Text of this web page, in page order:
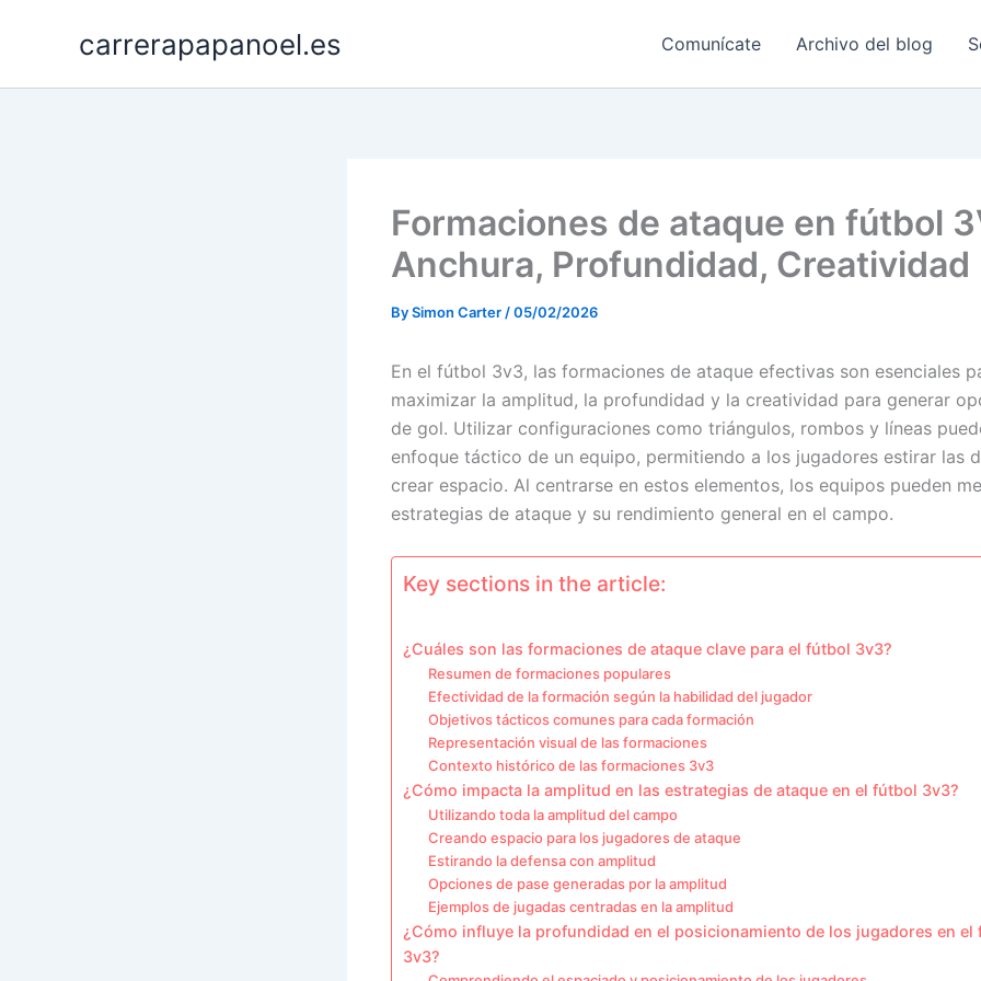
carrerapapanoel.es Comunícate Archivo del blog
Formaciones de ataque en fútbol
Anchura, Profundidad, Creatividad
BySimon Carter /05/02/2026
En el fútbol 3v3, las formaciones de ataque efectivas son esenciales
maximizar la amplitud, la profundidad y la creatividad para generar
de gol. Utilizar configuraciones como triángulos, rombos y líneas
enfoque táctico de un equipo, permitiendo a los jugadores estirar las
crear espacio. Al centrarse en estos elementos, los equipos pueden
estrategias de ataque y su rendimiento general en el campo.
Key sections in the article:
¿Cuáles son las formaciones de ataque clave para el fútbol 3v3?
Resumen de formaciones populares
Efectividad de la formación según la habilidad del jugador
Objetivos tácticos comunes para cada formación
Representación visual de las formaciones
Contexto histórico de las formaciones 3v3
¿Cómo impacta la amplitud en las estrategias de ataque en el fútbol 3v3?
Utilizando toda la amplitud del campo
Creando espacio para los jugadores de ataque
Estirando la defensa con amplitud
Opciones de pase generadas por la amplitud
Ejemplos de jugadas centradas en la amplitud
¿Cómo influye la profundidad en el posicionamiento de los jugadores en el
3v3?